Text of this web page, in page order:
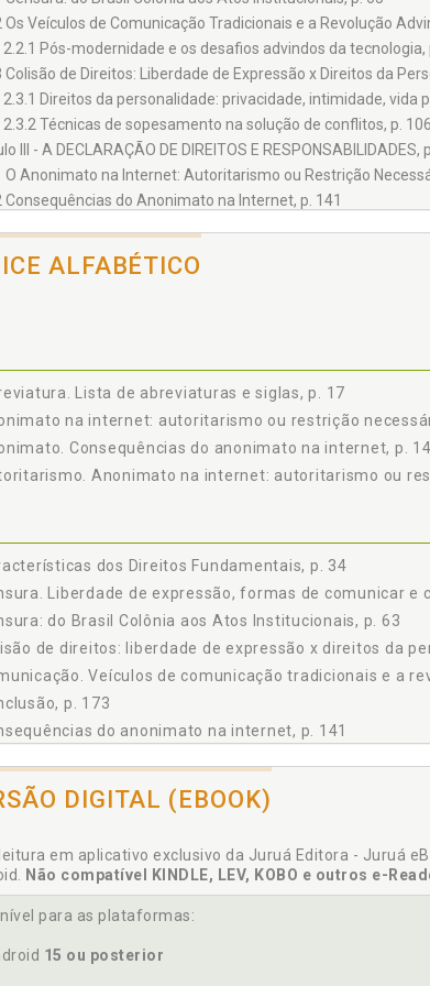
Os Veículos de Comunicação Tradicionais e a Revolução
2.2.1 Pós-modernidade e os desafios advindos da tecnologia,
Colisão de Direitos: Liberdade de Expressão x Direitos da
2.3.1 Direitos da personalidade: privacidade, intimidade, vida
2.3.2 Técnicas de sopesamento na solução de conflitos, p. 106
III - A DECLARAÇÃO DE DIREITOS E RESPONSABILIDADES,
O Anonimato na Internet: Autoritarismo ou Restrição
Consequências do Anonimato na Internet, p. 141
O Marco Civil da Internet - Lei 12.965/14, p. 161
p. 173
ALFABÉTICO
Lista de abreviaturas e siglas, p. 17
na internet: autoritarismo ou restrição
Consequências do anonimato na internet, p.
Anonimato na internet: autoritarismo ou
dos Direitos Fundamentais, p. 34
Liberdade de expressão, formas de comunicar e
do Brasil Colônia aos Atos Institucionais, p. 63
de direitos: liberdade de expressão x direitos da
Veículos de comunicação tradicionais e a
p. 173
do anonimato na internet, p. 141
na web: as redes sociais nos tribunais
de direitos e responsabilidades, p. 115
à Liberdade de Expressão, p. 36
DIGITAL (EBOOK)
em aplicativo exclusivo da Juruá Editora - Juruá
Não compatível KINDLE, LEV, KOBO e outros e-
para as plataformas:
15 ou posterior